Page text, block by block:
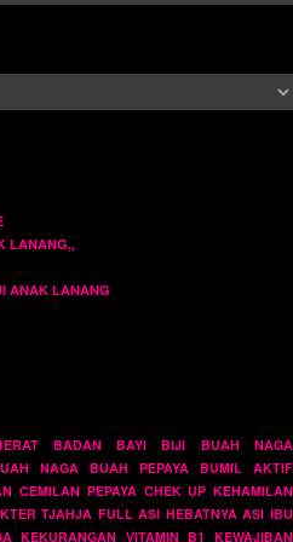
LANANG,,
ANAK LANANG
BADAN BAYI
BIJI BUAH NAGA
NAGA BUAH PEPAYA BUMIL AKTIF
CEMILAN PEPAYA CHEK UP KEHAMILAN
TJAHJA FULL ASI HEBATNYA ASI IBU
KEKURANGAN VITAMIN B1 KEWAJIBAN